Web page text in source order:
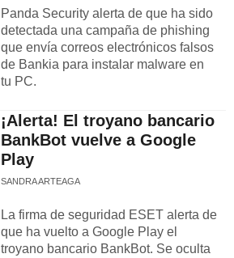
Panda Security alerta de que ha sido
detectada una campaña de phishing
que envía correos electrónicos falsos
de Bankia para instalar malware en
tu PC.
¡Alerta! El troyano bancario
BankBot vuelve a Google
Play
SANDRA ARTEAGA
La firma de seguridad ESET alerta de
que ha vuelto a Google Play el
troyano bancario BankBot. Se oculta